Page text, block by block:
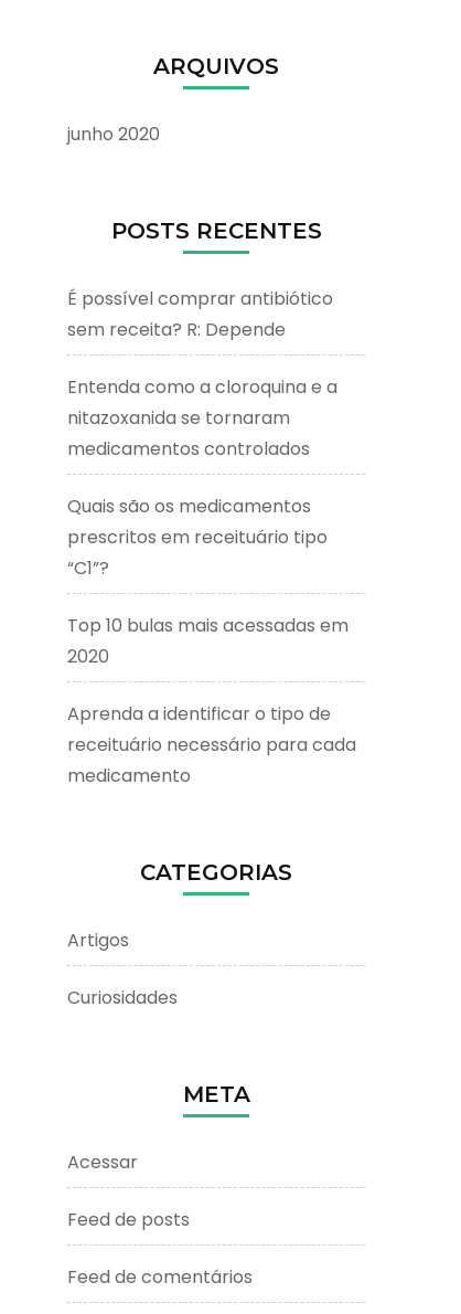
ARQUIVOS
junho 2020
POSTS RECENTES
É possível comprar antibiótico
sem receita? R: Depende
Entenda como a cloroquina e a
nitazoxanida se tornaram
medicamentos controlados
Quais são os medicamentos
prescritos em receituário tipo
“C1”?
Top 10 bulas mais acessadas em
2020
Aprenda a identificar o tipo de
receituário necessário para cada
medicamento
CATEGORIAS
Artigos
Curiosidades
META
Acessar
Feed de posts
Feed de comentários